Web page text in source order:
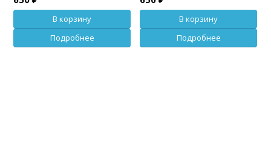
В корзину
Подробнее
В корзину
Подробнее